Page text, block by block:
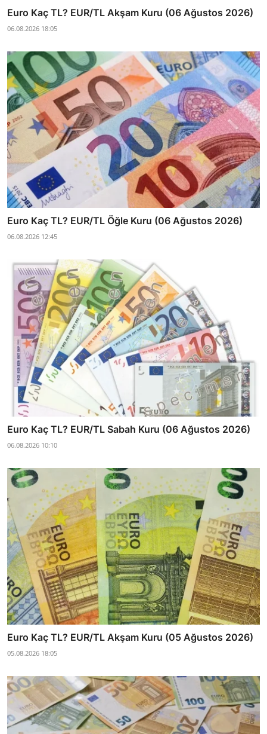
Euro Kaç TL? EUR/TL Akşam Kuru (06 Ağustos 2026)
06.08.2026 18:05
Euro Kaç TL? EUR/TL Öğle Kuru (06 Ağustos 2026)
06.08.2026 12:45
Euro Kaç TL? EUR/TL Sabah Kuru (06 Ağustos 2026)
06.08.2026 10:10
Euro Kaç TL? EUR/TL Akşam Kuru (05 Ağustos 2026)
05.08.2026 18:05